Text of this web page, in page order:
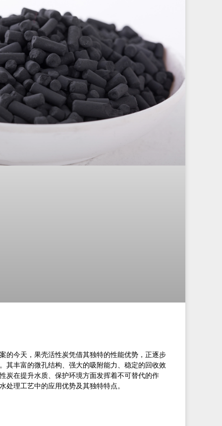
的今天，果壳活性炭凭借其独特的性能优势，正逐步
其丰富的微孔结构、强大的吸附能力、稳定的回收效
炭在提升水质、保护环境方面发挥着不可替代的作
处理工艺中的应用优势及其独特特点。